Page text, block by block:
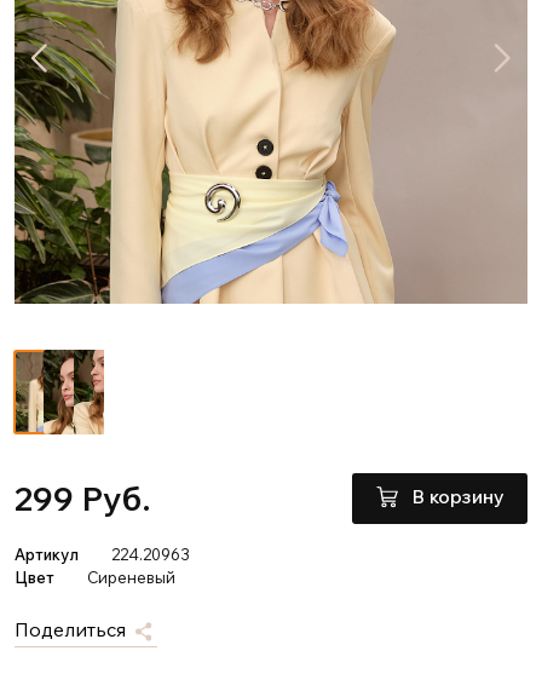
299 Руб. В корзину
Артикул
224.20963
Цвет
Сиреневый
Поделиться